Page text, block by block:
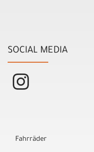
SOCIAL MEDIA
Fahrräder